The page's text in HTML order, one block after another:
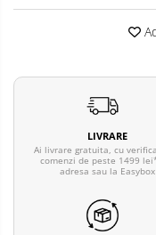
LIVRARE
Ai livrare gratuita, cu
comenzi de peste 1499
adresa sau la Easybox